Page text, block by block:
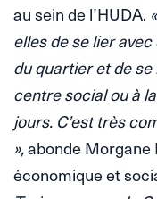
au sein de l’HUDA.
elles de se lier
du quartier et de
centre social ou à
jours. C’est très
»,abonde
économique et